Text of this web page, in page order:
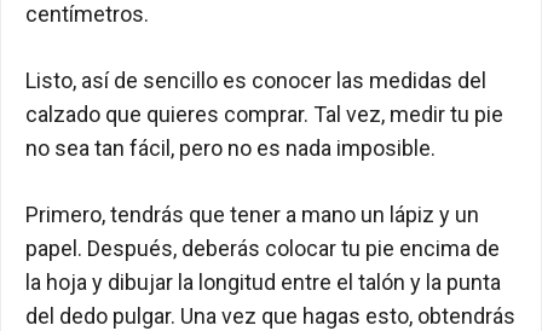
centímetros.
Listo, así de sencillo es conocer las medidas del
calzado que quieres comprar. Tal vez, medir tu pie
no sea tan fácil, pero no es nada imposible.
Primero, tendrás que tener a mano un lápiz y un
papel. Después, deberás colocar tu pie encima de
la hoja y dibujar la longitud entre el talón y la punta
del dedo pulgar. Una vez que hagas esto, obtendrás